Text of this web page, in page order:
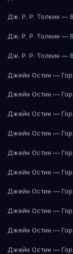
Дж. Р. Р. Толкин —
Дж. Р. Р. Толкин —
Дж. Р. Р. Толкин —
Джейн Остин —
Джейн Остин —
Джейн Остин —
Джейн Остин —
Джейн Остин —
Джейн Остин —
Джейн Остин —
Джейн Остин —
Джейн Остин —
Джейн Остин —